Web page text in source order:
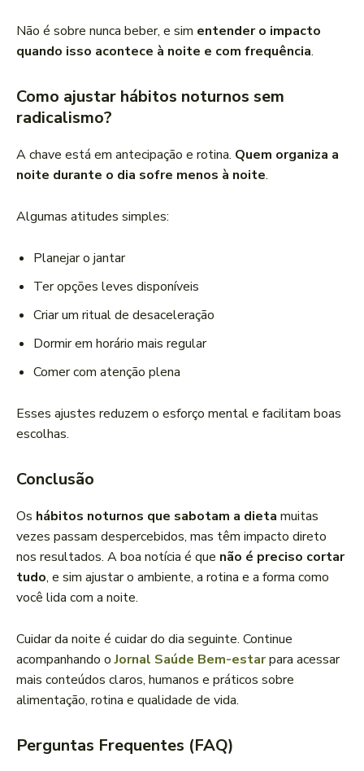
Não é sobre nunca beber, e sim entender o impacto
quando isso acontece à noite e com frequência.
Como ajustar hábitos noturnos sem
radicalismo?
A chave está em antecipação e rotina. Quem organiza a
noite durante o dia sofre menos à noite.
Algumas atitudes simples:
Planejar o jantar
Ter opções leves disponíveis
Criar um ritual de desaceleração
Dormir em horário mais regular
Comer com atenção plena
Esses ajustes reduzem o esforço mental e facilitam boas
escolhas.
Conclusão
Os hábitos noturnos que sabotam a dieta muitas
vezes passam despercebidos, mas têm impacto direto
nos resultados. A boa notícia é que não é preciso cortar
tudo, e sim ajustar o ambiente, a rotina e a forma como
você lida com a noite.
Cuidar da noite é cuidar do dia seguinte. Continue
acompanhando oJornal Saúde Bem-estarpara acessar
mais conteúdos claros, humanos e práticos sobre
alimentação, rotina e qualidade de vida.
Perguntas Frequentes (FAQ)